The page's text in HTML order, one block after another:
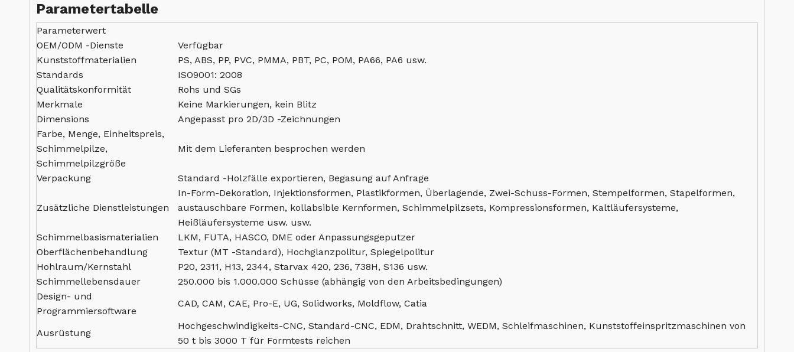
Parametertabelle
Parameterwert
OEM/ODM -Dienste
Verfügbar
Kunststoffmaterialien
PS, ABS, PP, PVC, PMMA, PBT, PC, POM, PA66, PA6 usw.
Standards
ISO9001: 2008
Qualitätskonformität
Rohs und SGs
Merkmale
Keine Markierungen, kein Blitz
Dimensions
Angepasst pro 2D/3D -Zeichnungen
Farbe, Menge, Einheitspreis,
Schimmelpilze,
Schimmelpilzgröße
Mit dem Lieferanten besprochen werden
Verpackung Standard -Holzfälle exportieren, Begasung auf Anfrage
Zusätzliche Dienstleistungen
In-Form-Dekoration, Injektionsformen, Plastikformen, Überlagende, Zwei-Schuss-Formen, Stempelformen, Stapelformen,
austauschbare Formen, kollabsible Kernformen, Schimmelpilzsets, Kompressionsformen, Kaltläufersysteme,
Heißläufersysteme usw. usw.
Schimmelbasismaterialien
LKM, FUTA, HASCO, DME oder Anpassungsgeputzer
Oberflächenbehandlung
Textur (MT -Standard), Hochglanzpolitur, Spiegelpolitur
Hohlraum/Kernstahl
P20, 2311, H13, 2344, Starvax 420, 236, 738H, S136 usw.
Schimmellebensdauer
250.000 bis 1.000.000 Schüsse (abhängig von den Arbeitsbedingungen)
Design- und
Programmiersoftware
CAD, CAM, CAE, Pro-E, UG, Solidworks, Moldflow, Catia
Ausrüstung
Hochgeschwindigkeits-CNC, Standard-CNC, EDM, Drahtschnitt, WEDM, Schleifmaschinen, Kunststoffeinspritzmaschinen von
50 t bis 3000 T für Formtests reichen